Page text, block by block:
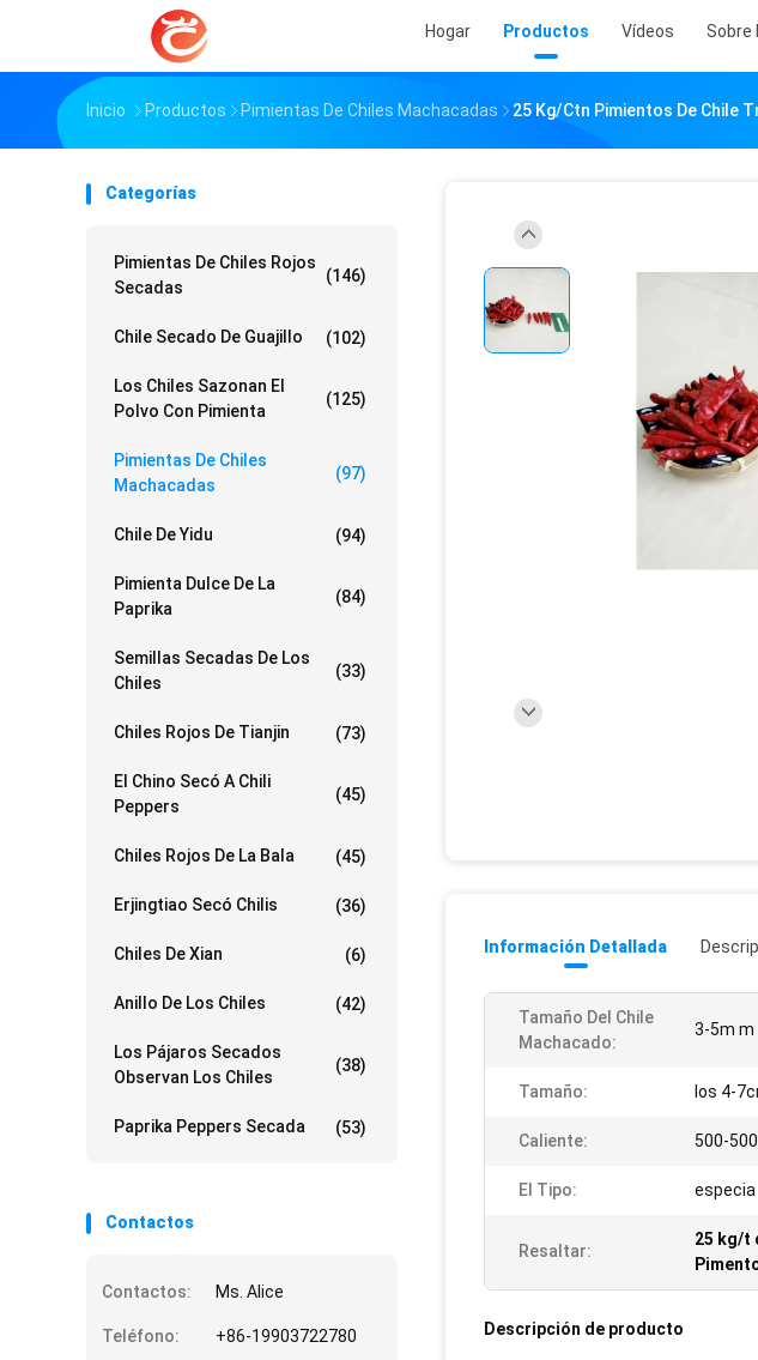
Hogar Productos Vídeos Sobre
Inicio Productos Pimientas De Chiles Machacadas 25 Kg/Ctn Pimientos De Chile
Categorías
Pimientas De Chiles Rojos
Secadas
(146)
Chile Secado De Guajillo (102)
Los Chiles Sazonan El
Polvo Con Pimienta
(125)
Pimientas De Chiles
Machacadas
(97)
Chile De Yidu (94)
Pimienta Dulce De La
Paprika
(84)
Semillas Secadas De Los
Chiles
(33)
Chiles Rojos De Tianjin (73)
El Chino Secó A Chili
Peppers
(45)
Chiles Rojos De La Bala (45)
Erjingtiao Secó Chilis (36)
Chiles De Xian (6)
Anillo De Los Chiles (42)
Los Pájaros Secados
Observan Los Chiles
(38)
Paprika Peppers Secada (53)
Contactos
Contactos: Ms. Alice
Teléfono: +86-19903722780
Información Detallada
Tamaño Del Chile
Machacado:
3-5m m
Tamaño: los 4-
Caliente: 500-
El Tipo: especia
Resaltar:
25 kg/t
Descripción de producto